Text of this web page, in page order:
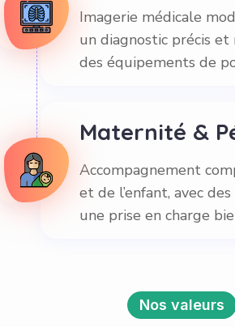
Imagerie médicale
un diagnostic précis et
des équipements de
Maternité &
Accompagnement
et de l’enfant, avec
une prise en charge
Nos valeurs